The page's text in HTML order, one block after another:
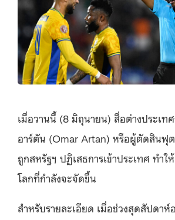
เมื่อวานนี้ (8 มิถุนายน) สื่อต่างประเทศ
อาร์ตัน (Omar Artan) หรือผู้ตัดสินฟุต
ถูกสหรัฐฯ ปฏิเสธการเข้าประเทศ ทำใ
โลกที่กำลังจะจัดขึ้น
สำหรับรายละเอียด เมื่อช่วงสุดสัปดา